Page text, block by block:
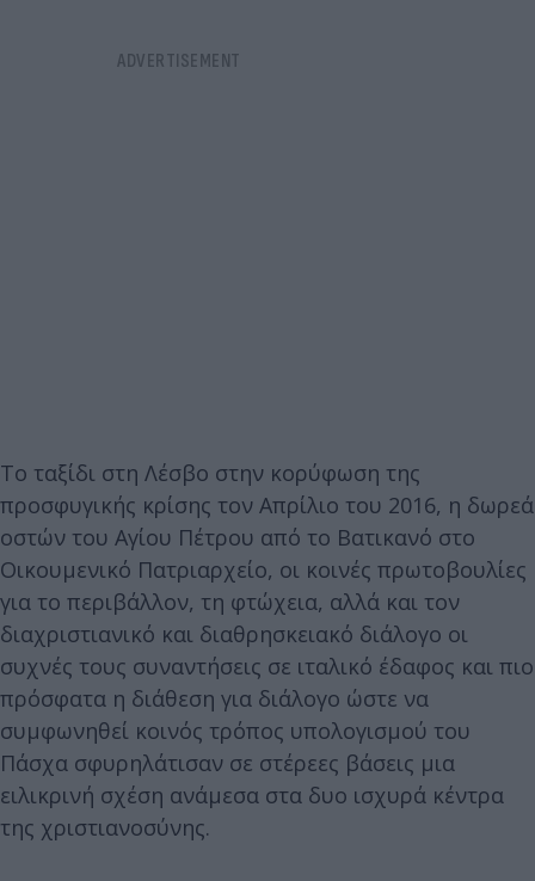
Το ταξίδι στη Λέσβο στην κορύφωση της
προσφυγικής κρίσης τον Απρίλιο του 2016, η δωρεά
οστών του Αγίου Πέτρου από το Βατικανό στο
Οικουμενικό Πατριαρχείο, οι κοινές πρωτοβουλίες
για το περιβάλλον, τη φτώχεια, αλλά και τον
διαχριστιανικό και διαθρησκειακό διάλογο οι
συχνές τους συναντήσεις σε ιταλικό έδαφος και πιο
πρόσφατα η διάθεση για διάλογο ώστε να
συμφωνηθεί κοινός τρόπος υπολογισμού του
Πάσχα σφυρηλάτισαν σε στέρεες βάσεις μια
ειλικρινή σχέση ανάμεσα στα δυο ισχυρά κέντρα
της χριστιανοσύνης.